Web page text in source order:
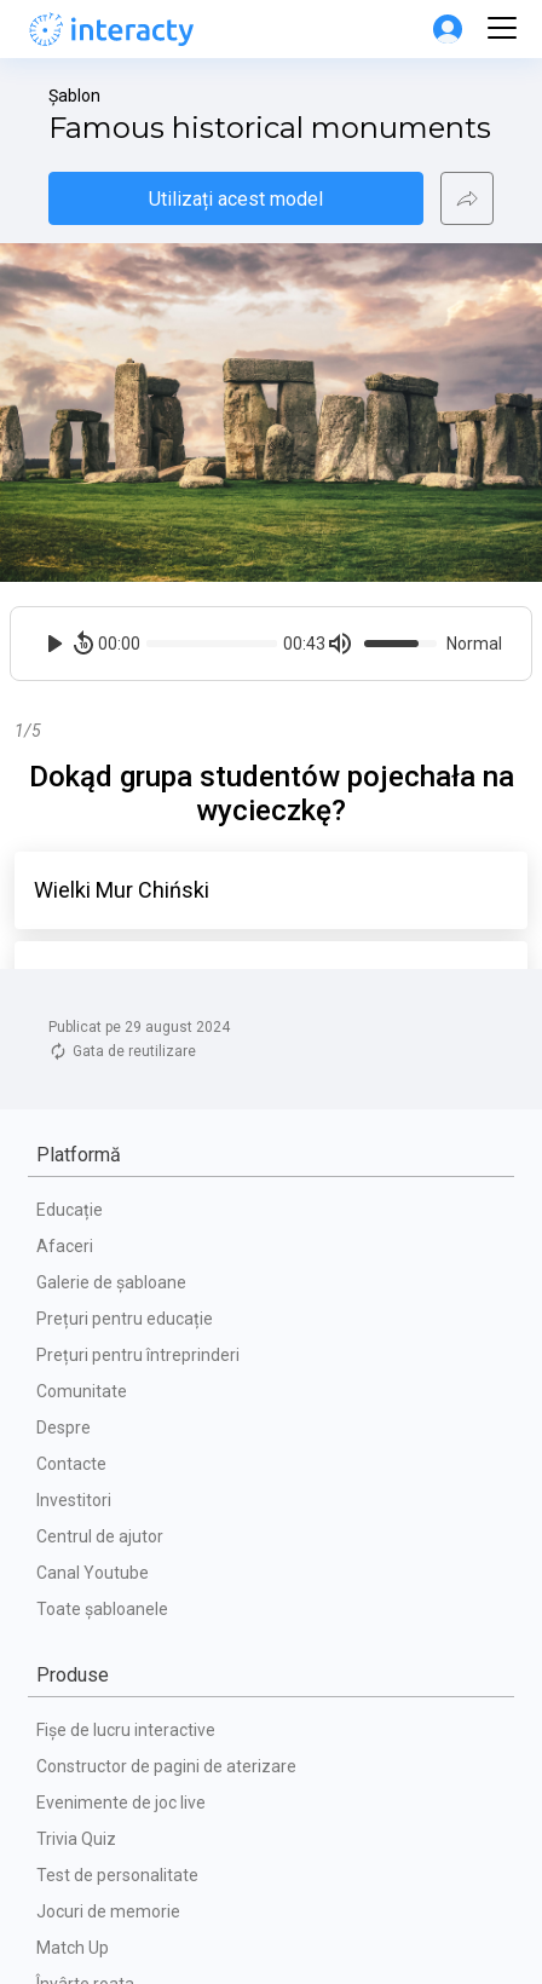
Publicat pe 29 august 2024
Gata de reutilizare
Șablon
Famous historical monuments
Utilizați acest model
Platformă
Educație
Afaceri
Galerie de șabloane
Prețuri pentru educație
Prețuri pentru întreprinderi
Comunitate
Despre
Contacte
Investitori
Centrul de ajutor
Canal Youtube
Toate șabloanele
Produse
Fișe de lucru interactive
Constructor de pagini de aterizare
Evenimente de joc live
Trivia Quiz
Test de personalitate
Jocuri de memorie
Match Up